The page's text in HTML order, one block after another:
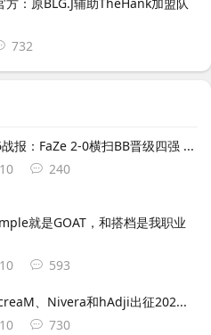
732
报：FaZe 2-0横扫BB晋级四强 ...
240
就是GOAT，和搭档是我职业
593
、Nivera和hAdji出征202...
730